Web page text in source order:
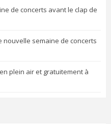
de concerts avant le clap de
nouvelle semaine de concerts
plein air et gratuitement à